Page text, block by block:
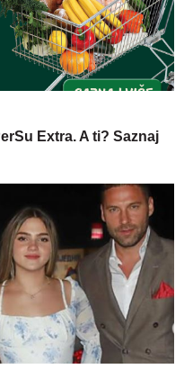
Extra. A ti? Saznaj